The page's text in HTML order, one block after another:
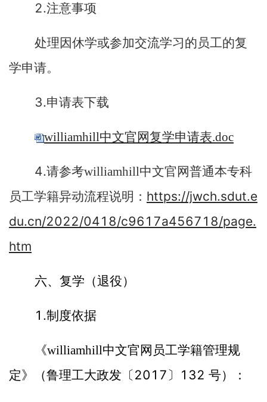
2.注意事项
处理因休学或参加交流学习的员工的复
学申请。
3.申请表下载
williamhill中文官网复学申请表.doc
4.请参考williamhill中文官网普通本专科
员工学籍异动流程说明： https://jwch.sdut.e
du.cn/2022/0418/c9617a456718/page.
htm
六、复学（退役）
1.制度依据
《williamhill中文官网员工学籍管理规
定》（鲁理工大政发〔 2017 〕 132 号）：